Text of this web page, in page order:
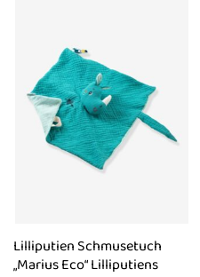
Lilliputien Schmusetuch
„Marius Eco“ Lilliputiens